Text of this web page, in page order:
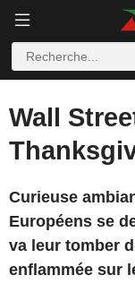
Wall
Curieuse
Européens se
va leur tomber
enflammée sur